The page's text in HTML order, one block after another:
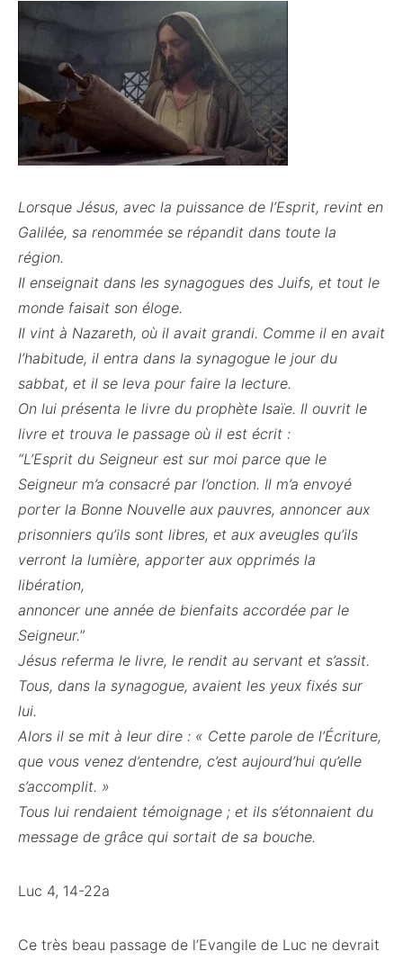
Lorsque Jésus, avec la puissance de l’Esprit, revint en
Galilée, sa renommée se répandit dans toute la
région.
Il enseignait dans les synagogues des Juifs, et tout le
monde faisait son éloge.
Il vint à Nazareth, où il avait grandi. Comme il en avait
l’habitude, il entra dans la synagogue le jour du
sabbat, et il se leva pour faire la lecture.
On lui présenta le livre du prophète Isaïe. Il ouvrit le
livre et trouva le passage où il est écrit :
“L’Esprit du Seigneur est sur moi parce que le
Seigneur m’a consacré par l’onction. Il m’a envoyé
porter la Bonne Nouvelle aux pauvres, annoncer aux
prisonniers qu’ils sont libres, et aux aveugles qu’ils
verront la lumière, apporter aux opprimés la
libération,
annoncer une année de bienfaits accordée par le
Seigneur.”
Jésus referma le livre, le rendit au servant et s’assit.
Tous, dans la synagogue, avaient les yeux fixés sur
lui.
Alors il se mit à leur dire : « Cette parole de l’Écriture,
que vous venez d’entendre, c’est aujourd’hui qu’elle
s’accomplit. »
Tous lui rendaient témoignage ; et ils s’étonnaient du
message de grâce qui sortait de sa bouche.
Luc 4, 14-22a
Ce très beau passage de l’Evangile de Luc ne devrait